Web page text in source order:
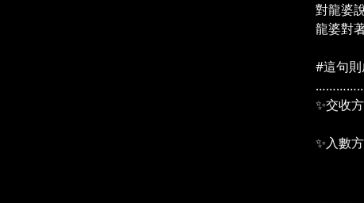
對龍婆
龍婆對
#這句
✨交收
＃
✨入數
信用